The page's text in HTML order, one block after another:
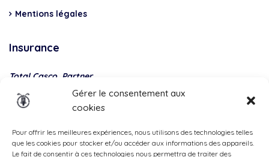
Gérer le consentement aux
cookies
Pour offrir les meilleures expériences, nous utilisons des technologies telles
que les cookies pour stocker et/ou accéder aux informations des appareils.
Le fait de consentir à ces technologies nous permettra de traiter des
Mentions légales
Insurance
Total Casco, Partner
payment